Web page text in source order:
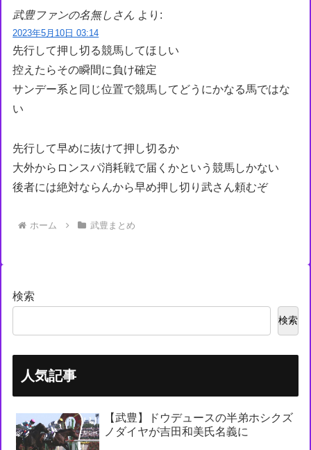
武豊ファンの名無しさん より:
2023年5月10日 03:14
先行して押し切る競馬してほしい
控えたらその瞬間に負け確定
サンデー系と同じ位置で競馬してどうにかなる馬ではな
い
先行して早めに抜けて押し切るか
大外からロンスパ消耗戦で届くかという競馬しかない
後者には絶対ならんから早め押し切り武さん頼むぞ
ホーム 武豊まとめ
検索
検索
人気記事
【武豊】ドウデュースの半弟ホシクズ
ノダイヤが吉田和美氏名義に